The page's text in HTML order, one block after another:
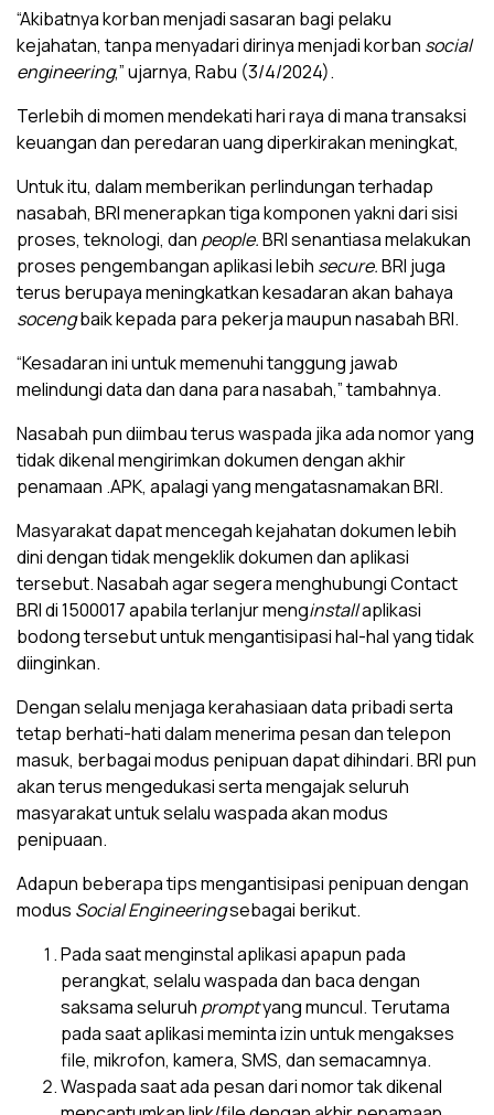
“Akibatnya korban menjadi sasaran bagi pelaku
kejahatan, tanpa menyadari dirinya menjadi korban social
engineering,” ujarnya, Rabu (3/4/2024).
Terlebih di momen mendekati hari raya di mana transaksi
keuangan dan peredaran uang diperkirakan meningkat,
Untuk itu, dalam memberikan perlindungan terhadap
nasabah, BRI menerapkan tiga komponen yakni dari sisi
proses, teknologi, dan people.BRI senantiasa melakukan
proses pengembangan aplikasi lebih secure.BRI juga
terus berupaya meningkatkan kesadaran akan bahaya
socengbaik kepada para pekerja maupun nasabah BRI.
“Kesadaran ini untuk memenuhi tanggung jawab
melindungi data dan dana para nasabah,” tambahnya.
Nasabah pun diimbau terus waspada jika ada nomor yang
tidak dikenal mengirimkan dokumen dengan akhir
penamaan .APK, apalagi yang mengatasnamakan BRI.
Masyarakat dapat mencegah kejahatan dokumen lebih
dini dengan tidak mengeklik dokumen dan aplikasi
tersebut. Nasabah agar segera menghubungi Contact
BRI di 1500017 apabila terlanjur menginstallaplikasi
bodong tersebut untuk mengantisipasi hal-hal yang tidak
diinginkan.
Dengan selalu menjaga kerahasiaan data pribadi serta
tetap berhati-hati dalam menerima pesan dan telepon
masuk, berbagai modus penipuan dapat dihindari. BRI pun
akan terus mengedukasi serta mengajak seluruh
masyarakat untuk selalu waspada akan modus
penipuaan.
Adapun beberapa tips mengantisipasi penipuan dengan
modus Social Engineeringsebagai berikut.
Pada saat menginstal aplikasi apapun pada
perangkat, selalu waspada dan baca dengan
saksama seluruh promptyang muncul. Terutama
pada saat aplikasi meminta izin untuk mengakses
file, mikrofon, kamera, SMS, dan semacamnya.
Waspada saat ada pesan dari nomor tak dikenal